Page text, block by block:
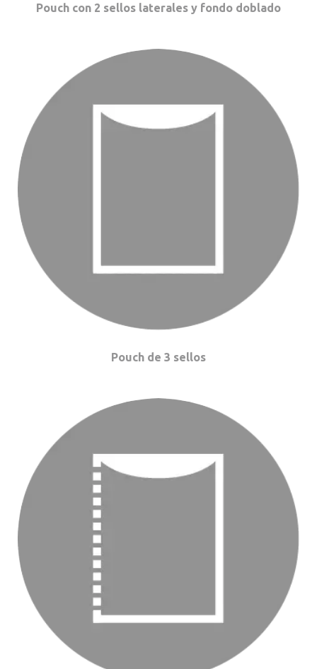
Pouch con 2 sellos laterales y fondo doblado
Pouch de 3 sellos